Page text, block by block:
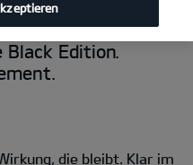
Black Edition.
die bleibt. Klar im